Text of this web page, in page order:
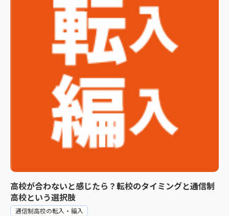
高校が合わないと感じたら？転校のタイミングと通信制
高校という選択肢
通信制高校の転入・編入